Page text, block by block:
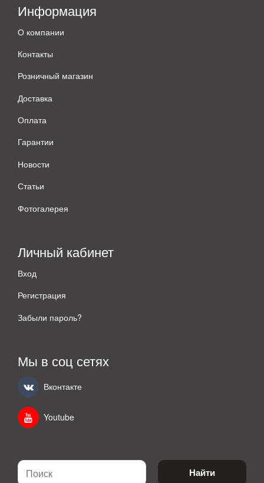
Информация
О компании
Контакты
Розничный магазин
Доставка
Оплата
Гарантии
Новости
Статьи
Фотогалерея
Личный кабинет
Вход
Регистрация
Забыли пароль?
Мы в соц сетях
Вконтакте
Youtube
Найти